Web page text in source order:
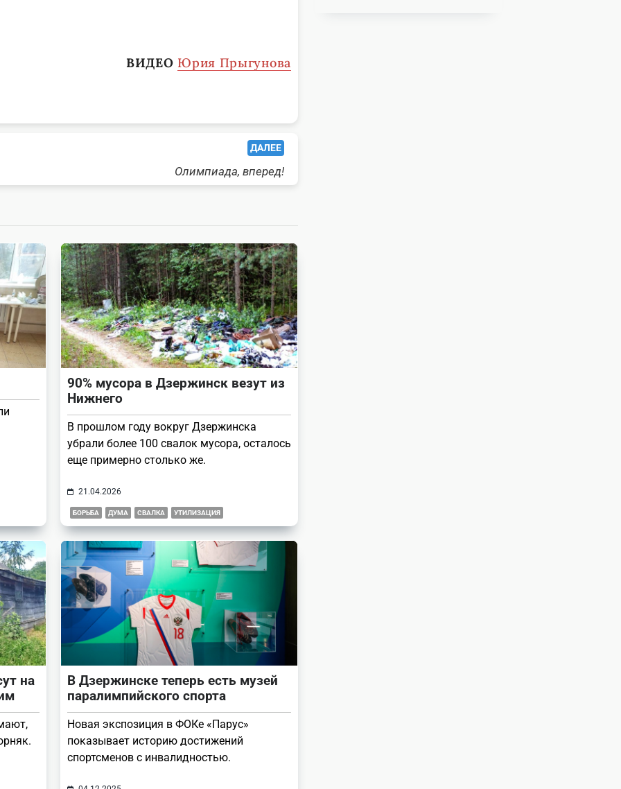
ВИДЕО Юрия Прыгунова
ДАЛЕЕ
Олимпиада, вперед!
90% мусора в Дзержинск везут из
Нижнего
В прошлом году вокруг Дзержинска
убрали более 100 свалок мусора, осталось
еще примерно столько же.
21.04.2026
БОРЬБА ДУМА СВАЛКА УТИЛИЗАЦИЯ
на
В Дзержинске теперь есть музей
паралимпийского спорта
Новая экспозиция в ФОКе «Парус»
показывает историю достижений
спортсменов с инвалидностью.